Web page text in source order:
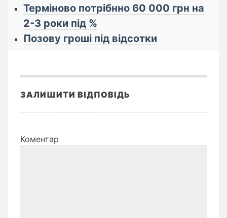
Терміново потрібнно 60 000 грн на
2-3 роки під %
Позову гроші під відсотки
ЗАЛИШИТИ ВІДПОВІДЬ
Коментар